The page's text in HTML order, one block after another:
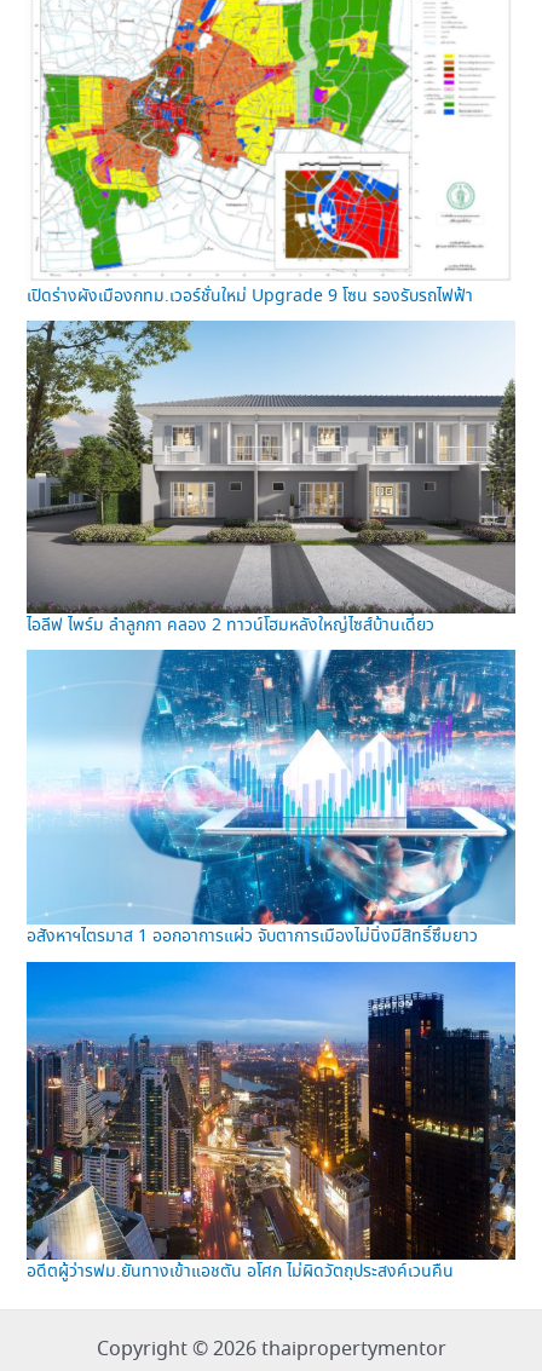
เปิดร่างผังเมืองกทม.เวอร์ชั่นใหม่ Upgrade 9 โซน รองรับรถไฟฟ้า
ไอลีฟ ไพร์ม ลำลูกกา คลอง 2 ทาวน์โฮมหลังใหญ่ไซส์บ้านเดี่ยว
อสังหาฯไตรมาส 1 ออกอาการแผ่ว จับตาการเมืองไม่นิ่งมีสิทธิ์ซึมยาว
อดีตผู้ว่ารฟม.ยันทางเข้าแอชตัน อโศก ไม่ผิดวัตถุประสงค์เวนคืน
Copyright © 2026 thaipropertymentor